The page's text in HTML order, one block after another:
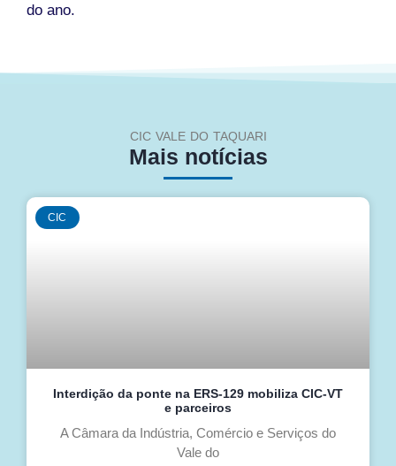
do ano.
CIC VALE DO TAQUARI
Mais notícias
CIC
Interdição da ponte na ERS-129 mobiliza CIC-VT
e parceiros
A Câmara da Indústria, Comércio e Serviços do
Vale do